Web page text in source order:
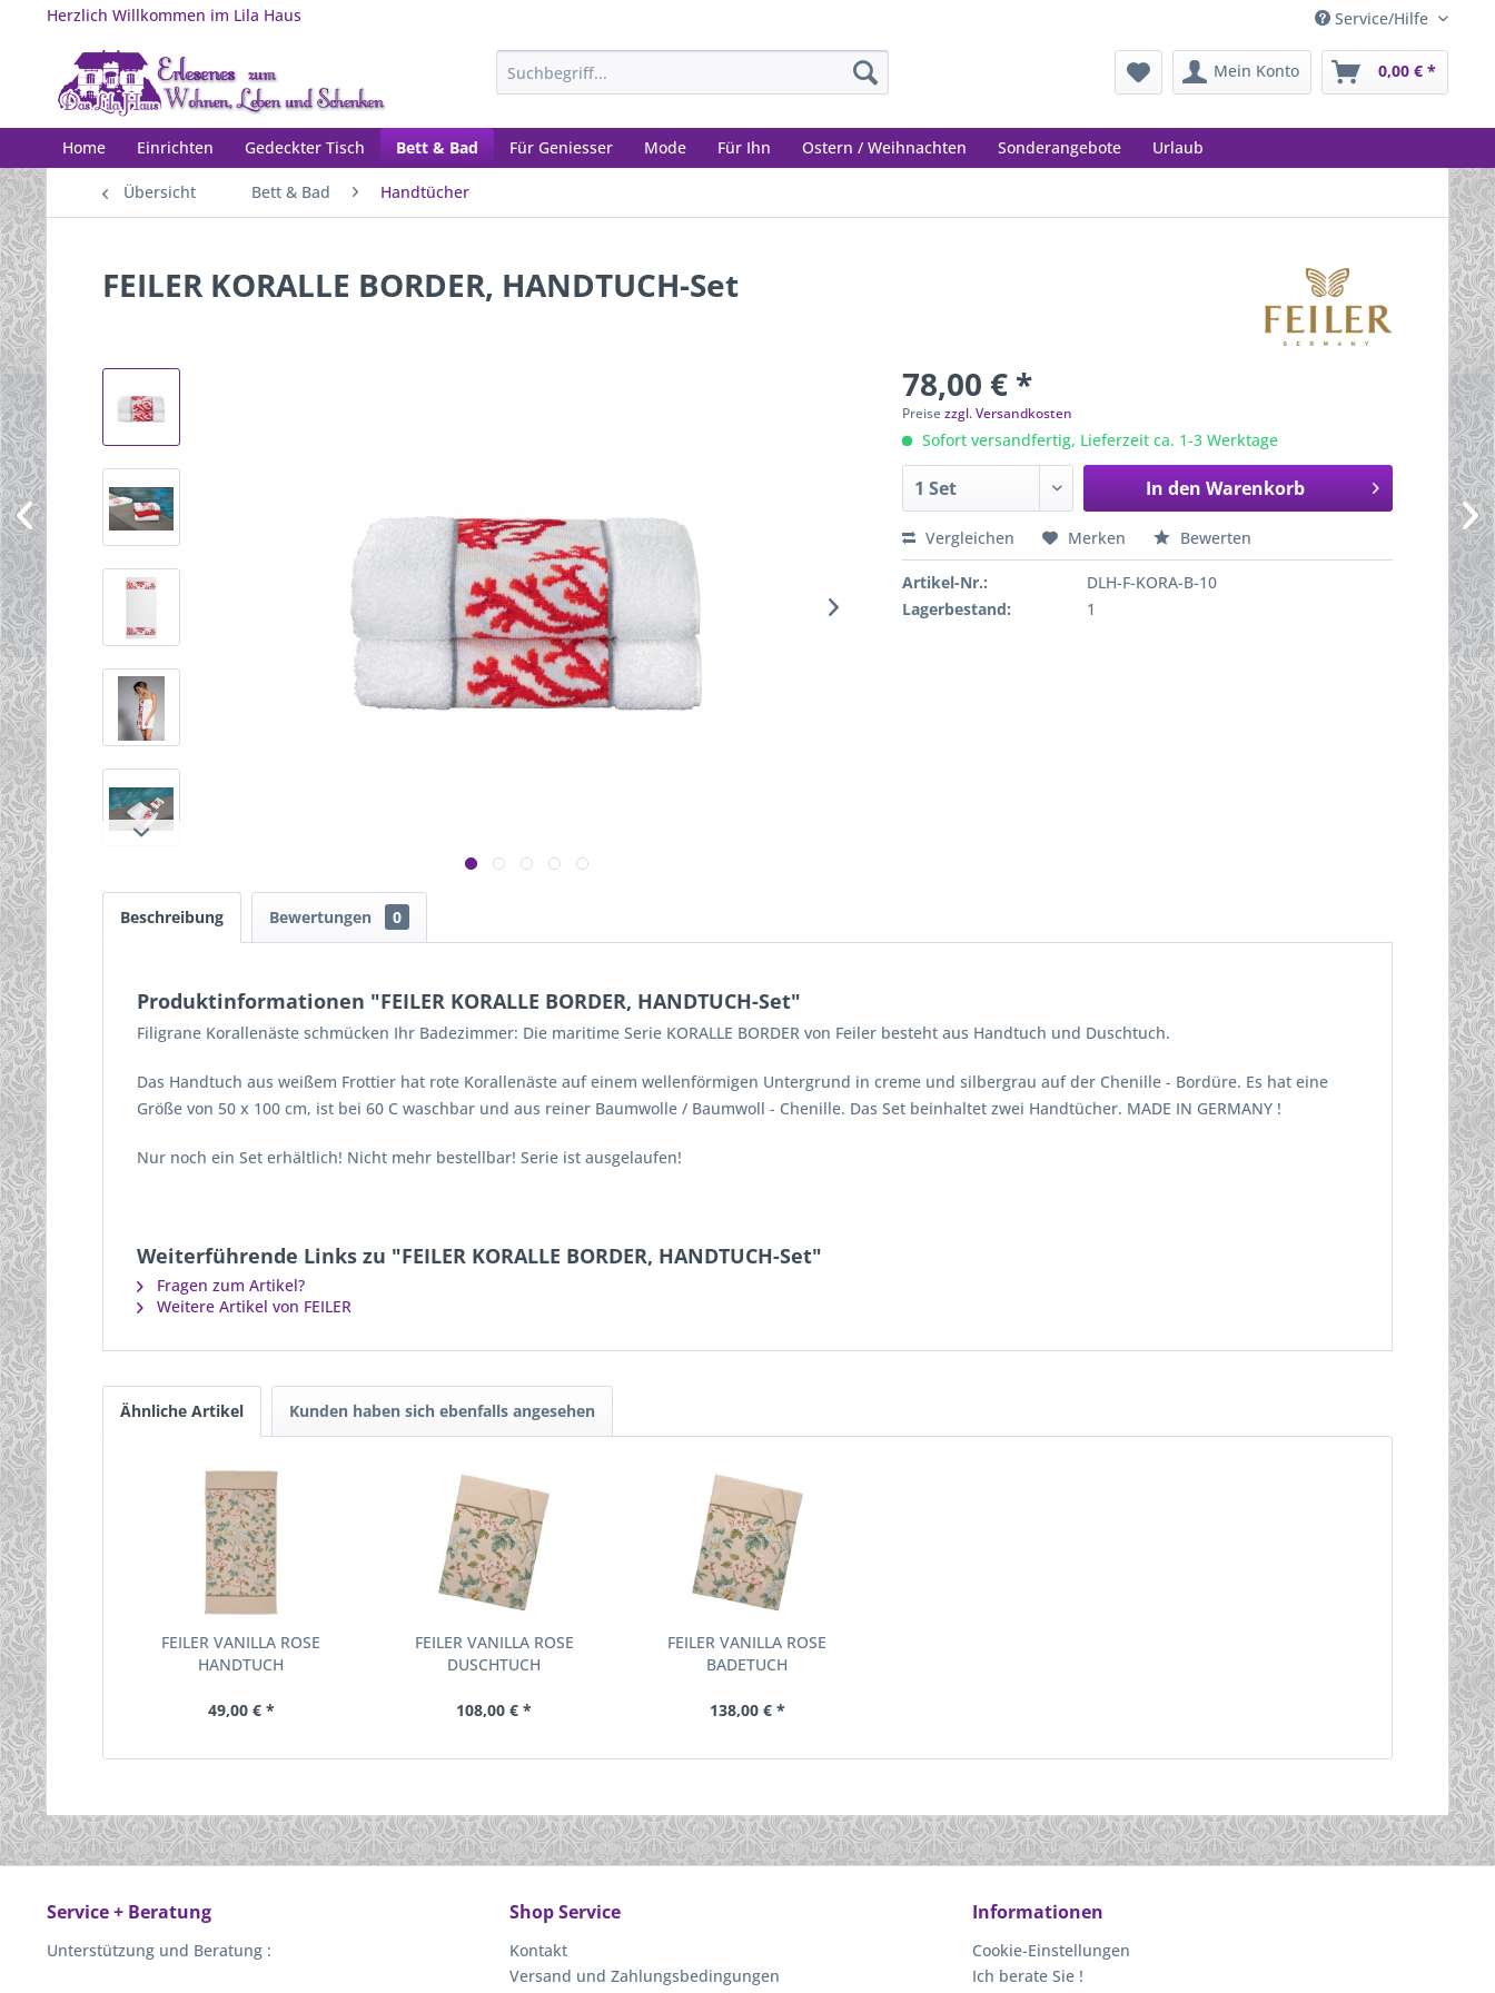
Herzlich Willkommen im Lila Haus Service/Hilfe
Mein Konto 0,00 € *
Home Einrichten Gedeckter Tisch Bett & Bad Für Geniesser Mode Für Ihn Ostern / Weihnachten Sonderangebote Urlaub
Übersicht Bett & Bad Handtücher
FEILER KORALLE BORDER, HANDTUCH-Set
78,00 € *
Preisezzgl. Versandkosten
Sofort versandfertig, Lieferzeit ca. 1-3 Werktage
In den Warenkorb
Vergleichen Merken Bewerten
Artikel-Nr.:
DLH-F-KORA-B-10
Lagerbestand:
1
Beschreibung Bewertungen 0
Produktinformationen "FEILER KORALLE BORDER, HANDTUCH-Set"
Filigrane Korallenäste schmücken Ihr Badezimmer: Die maritime Serie KORALLE BORDER von Feiler besteht aus Handtuch und Duschtuch.
Das Handtuch aus weißem Frottier hat rote Korallenäste auf einem wellenförmigen Untergrund in creme und silbergrau auf der Chenille - Bordüre. Es hat eine
Größe von 50 x 100 cm, ist bei 60 C waschbar und aus reiner Baumwolle / Baumwoll - Chenille. Das Set beinhaltet zwei Handtücher. MADE IN GERMANY !
Nur noch ein Set erhältlich! Nicht mehr bestellbar! Serie ist ausgelaufen!
Weiterführende Links zu "FEILER KORALLE BORDER, HANDTUCH-Set"
Fragen zum Artikel?
Weitere Artikel von FEILER
Ähnliche Artikel Kunden haben sich ebenfalls angesehen
FEILER VANILLA ROSE
HANDTUCH
49,00 € *
FEILER VANILLA ROSE
DUSCHTUCH
108,00 € *
FEILER VANILLA ROSE
BADETUCH
138,00 € *
Service + Beratung
Unterstützung und Beratung :
Shop Service
Kontakt
Versand und Zahlungsbedingungen
Informationen
Cookie-Einstellungen
Ich berate Sie !